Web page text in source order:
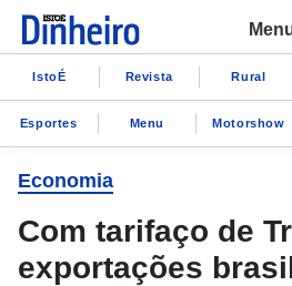
IstoÉ Revista Rural
Esportes Menu Motorshow
Economia
Com tarifaço de
exportações